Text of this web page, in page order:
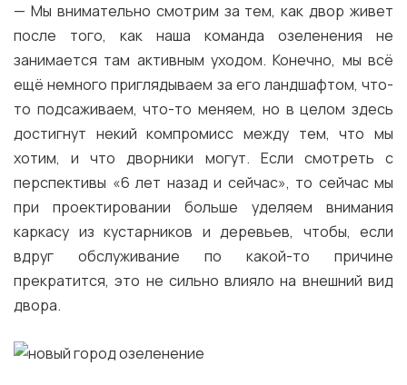
— Мы внимательно смотрим за тем, как двор живет
после того, как наша команда озеленения не
занимается там активным уходом. Конечно, мы всё
ещё немного приглядываем за его ландшафтом, что-
то подсаживаем, что-то меняем, но в целом здесь
достигнут некий компромисс между тем, что мы
хотим, и что дворники могут. Если смотреть с
перспективы «6 лет назад и сейчас», то сейчас мы
при проектировании больше уделяем внимания
каркасу из кустарников и деревьев, чтобы, если
вдруг обслуживание по какой-то причине
прекратится, это не сильно влияло на внешний вид
двора.